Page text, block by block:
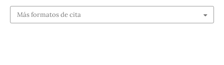
Más formatos de cita